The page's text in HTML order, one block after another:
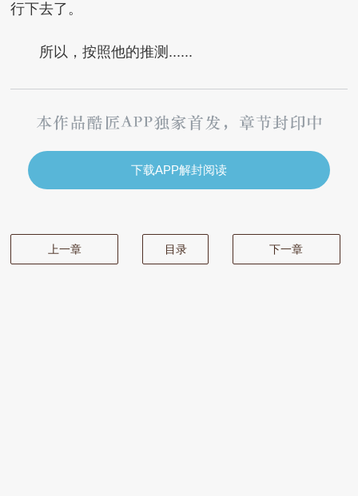
行下去了。
所以，按照他的推测......
下载APP解封阅读
上一章 目录 下一章